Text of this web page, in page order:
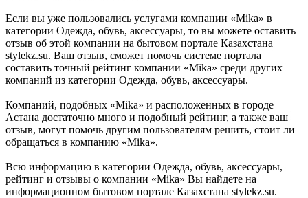
Если вы уже пользовались услугами компании «Mika» в
категории Одежда, обувь, аксессуары, то вы можете оставить
отзыв об этой компании на бытовом портале Казахстана
stylekz.su. Ваш отзыв, сможет помочь системе портала
составить точный рейтинг компании «Mika» среди других
компаний из категории Одежда, обувь, аксессуары.
Компаний, подобных «Mika» и расположенных в городе
Астана достаточно много и подобный рейтинг, а также ваш
отзыв, могут помочь другим пользователям решить, стоит ли
обращаться в компанию «Mika».
Всю информацию в категории Одежда, обувь, аксессуары,
рейтинг и отзывы о компании «Mika» Вы найдете на
информационном бытовом портале Казахстана stylekz.su.